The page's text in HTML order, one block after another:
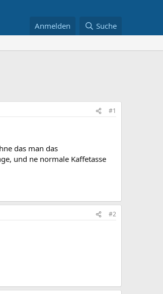
Anmelden Suche
#1
das man das
und ne normale Kaffetasse
#2